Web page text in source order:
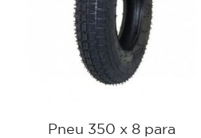
Pneu 350 x 8 para